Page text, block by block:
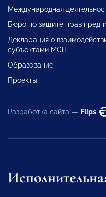
Международная
Бюро по защите прав
Декларация о
субъектами МСП
Образование
Проекты
Разработка сайта — Flips